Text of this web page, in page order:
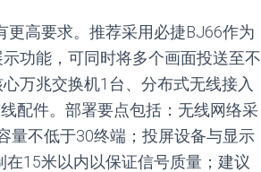
高要求。推荐采用必捷BJ66作为
功能，可同时将多个画面投送至不
万兆交换机1台、分布式无线接入
配件。部署要点包括：无线网络采
量不低于30终端；投屏设备与显示
15米以内以保证信号质量；建议